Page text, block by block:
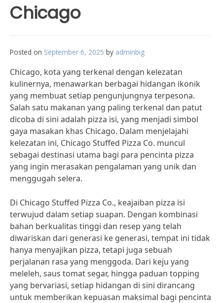
Chicago
Posted on September 6, 2025 by adminbig
Chicago, kota yang terkenal dengan kelezatan
kulinernya, menawarkan berbagai hidangan ikonik
yang membuat setiap pengunjungnya terpesona.
Salah satu makanan yang paling terkenal dan patut
dicoba di sini adalah pizza isi, yang menjadi simbol
gaya masakan khas Chicago. Dalam menjelajahi
kelezatan ini, Chicago Stuffed Pizza Co. muncul
sebagai destinasi utama bagi para pencinta pizza
yang ingin merasakan pengalaman yang unik dan
menggugah selera.
Di Chicago Stuffed Pizza Co., keajaiban pizza isi
terwujud dalam setiap suapan. Dengan kombinasi
bahan berkualitas tinggi dan resep yang telah
diwariskan dari generasi ke generasi, tempat ini tidak
hanya menyajikan pizza, tetapi juga sebuah
perjalanan rasa yang menggoda. Dari keju yang
meleleh, saus tomat segar, hingga paduan topping
yang bervariasi, setiap hidangan di sini dirancang
untuk memberikan kepuasan maksimal bagi pencinta